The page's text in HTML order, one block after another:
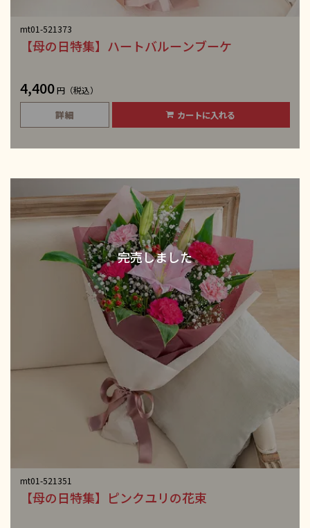
mt01-521373
【母の日特集】ハートバルーンブーケ
4,400円（税込）
詳細 カートに入れる
mt01-521351
【母の日特集】ピンクユリの花束